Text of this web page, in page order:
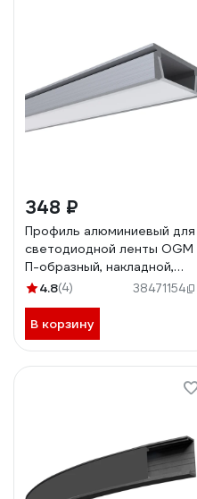
348 ₽
Профиль алюминиевый для
светодиодной ленты OGM
П-образный, накладной,
серебро, 15,7х6мм, 2м /
4.8(4) 38471154
В корзину